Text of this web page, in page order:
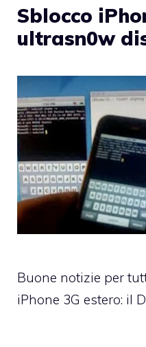
Sblocco
ultrasn0w
Buone notizie per
iPhone 3G estero: il